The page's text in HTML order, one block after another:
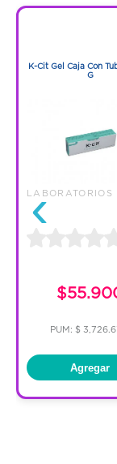
‹
K-Cit Gel Caja Con
G
PUM: $
Agregar